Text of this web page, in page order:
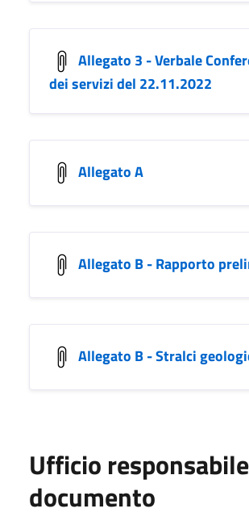
Allegato 3 - Verbale
dei servizi del 22.11.2022
Allegato A
Allegato B - Rapporto
Allegato B - Stralci
Ufficio
documento